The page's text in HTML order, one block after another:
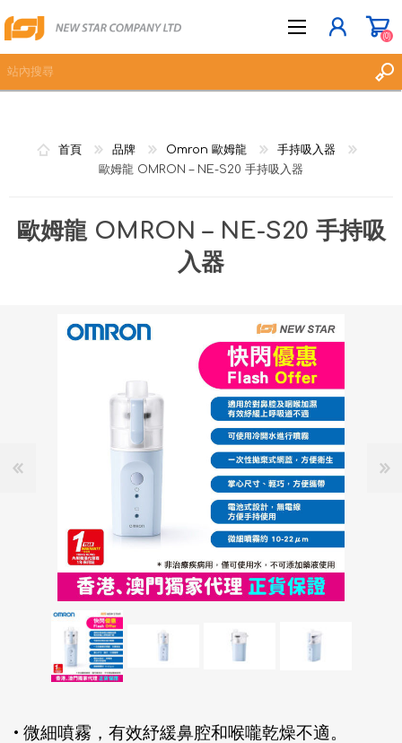
立即登記
(0)
首頁 品牌 Omron 歐姆龍
手持吸入器
歐姆龍 OMRON – NE-S20 手持吸入器
歐姆龍 OMRON – NE-S20 手持吸
入器
• 微細噴霧，有效紓緩鼻腔和喉嚨乾燥不適。